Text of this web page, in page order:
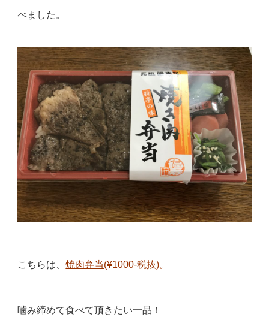
べました。
こちらは、焼肉弁当(¥1000-税抜)。
噛み締めて食べて頂きたい一品！